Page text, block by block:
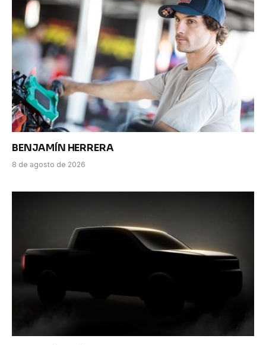
BENJAMÍN HERRERA
8 de agosto de 2026